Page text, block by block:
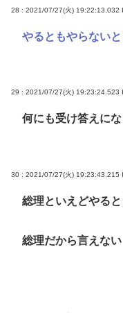
28 : 2021/07/27(火) 19:22:13.032
やるともやらない
29 : 2021/07/27(火) 19:23:24.523
何にも受け答えに
30 : 2021/07/27(火) 19:23:43.215
総理といえどやる
総理だから言えない